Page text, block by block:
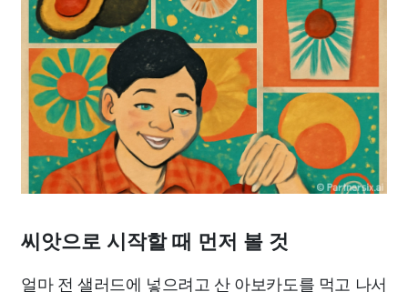
씨앗으로 시작할 때 먼저 볼 것
얼마 전 샐러드에 넣으려고 산 아보카도를 먹고 나서